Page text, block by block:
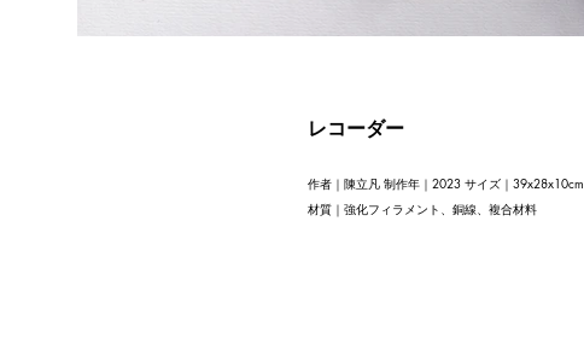
レコーダー
作者｜陳立凡 制作年｜2023 サイズ｜39x28x10cm
材質｜強化フィラメント、銅線、複合材料